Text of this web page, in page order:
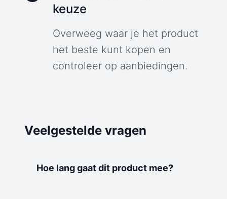
keuze
Overweeg waar je het product
het beste kunt kopen en
controleer op aanbiedingen.
Veelgestelde vragen
Hoe lang gaat dit product mee?